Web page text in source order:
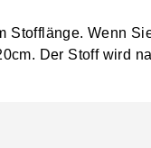
Stofflänge. Wenn
Der Stoff wird